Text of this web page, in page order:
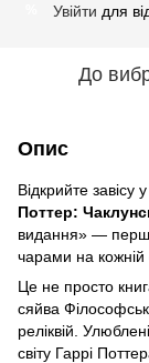
Увійти для
До
Опис
Відкрийте завісу
Поттер:
видання» —
чарами на кожній
Це не просто
сяйва
реліквій.
світу Гаррі